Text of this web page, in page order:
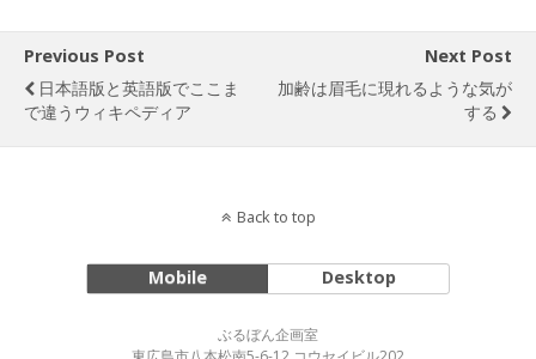
Previous Post
日本語版と英語版でここま
で違うウィキペディア
Next Post
加齢は眉毛に現れるような気が
する
Back to top
Mobile Desktop
ぶるぼん企画室